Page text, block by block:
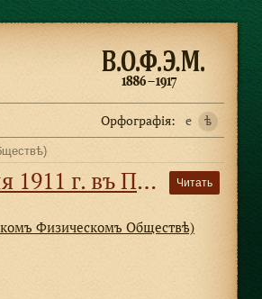
Орфографiя: e ѣ
Читать
Обществѣ)
Физическомъ Обществѣ)